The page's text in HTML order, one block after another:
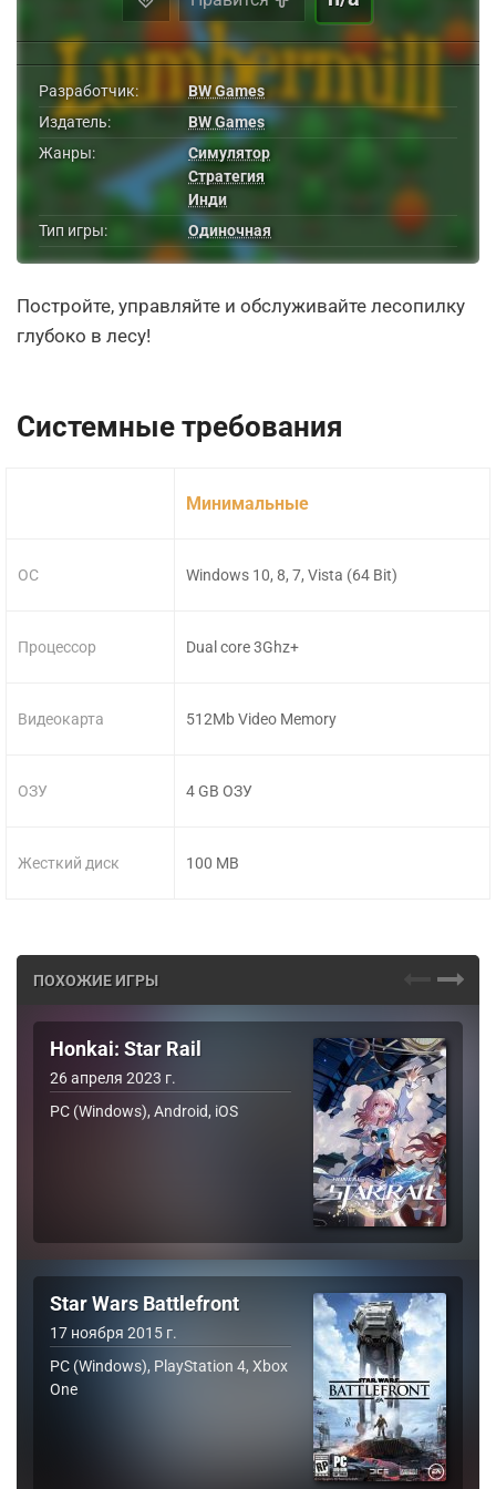
Разработчик:
BW Games
Издатель:
BW Games
Жанры:
Симулятор
Стратегия
Инди
Тип игры:
Одиночная
Постройте, управляйте и обслуживайте лесопилку
глубоко в лесу!
Системные требования
ОС
Процессор
Видеокарта
ОЗУ
Жесткий диск
Минимальные
Windows 10, 8, 7, Vista (64 Bit)
Dual core 3Ghz+
512Mb Video Memory
4 GB ОЗУ
100 MB
ПОХОЖИЕ ИГРЫ
Honkai: Star Rail
26 апреля 2023 г.
PC (Windows), Android, iOS
Star Wars Battlefront
17 ноября 2015 г.
PC (Windows), PlayStation 4, Xbox
One